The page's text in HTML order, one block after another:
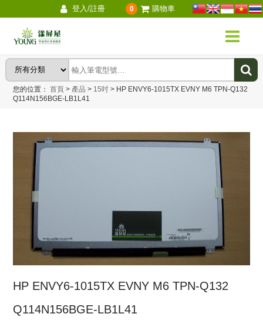
登入/註冊 0 購物車
您的位置：首頁 > 產品 > 15吋 > HP ENVY6-1015TX EVNY M6 TPN-Q132
Q114N156BGE-LB1L41
HP ENVY6-1015TX EVNY M6 TPN-Q132
Q114N156BGE-LB1L41